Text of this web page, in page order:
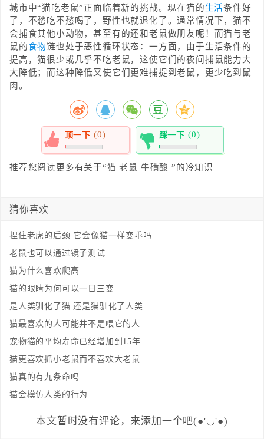
城市中“猫吃老鼠”正面临着新的挑战。现在猫的生活条件好
了，不愁吃不愁喝了，野性也就退化了。通常情况下，猫不
会捕食其他小动物，甚至有的还和老鼠做朋友呢！而猫与老
鼠的食物链也处于恶性循环状态：一方面，由于生活条件的
提高，猫很少或几乎不吃老鼠，这使它们的夜间捕鼠能力大
大降低；而这种降低又使它们更难捕捉到老鼠，更少吃到鼠
肉。
顶一下 (0)
0%
踩一下 (0)
0%
推荐您阅读更多有关于“猫 老鼠 牛磺酸 ”的冷知识
猜你喜欢
捏住老虎的后颈 它会像猫一样变乖吗
老鼠也可以通过镜子测试
猫为什么喜欢爬高
猫的眼睛为何可以一日三变
是人类驯化了猫 还是猫驯化了人类
猫最喜欢的人可能并不是喂它的人
宠物猫的平均寿命已经增加到15年
猫更喜欢抓小老鼠而不喜欢大老鼠
猫真的有九条命吗
猫会模仿人类的行为
本文暂时没有评论，来添加一个吧(●'◡'●)